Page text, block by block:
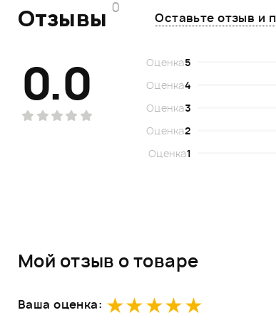
Отзывы 0
Оставьте отзыв и
0.0 Оценка5
Оценка4
Оценка3
Оценка2
Оценка1
Мой отзыв о товаре
Ваша оценка: